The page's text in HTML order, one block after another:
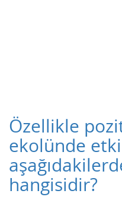
Özellikle
ekolünde
hangisidir?